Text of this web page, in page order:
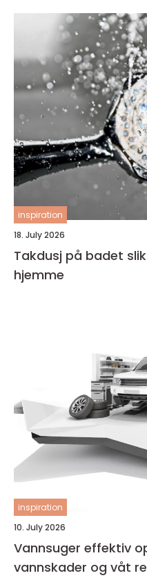
inspiration
18. July 2026
Takdusj på badet slik skaper du spafølelse
hjemme
inspiration
10. July 2026
Vannsuger effektiv opprydding ved
vannskader og våt